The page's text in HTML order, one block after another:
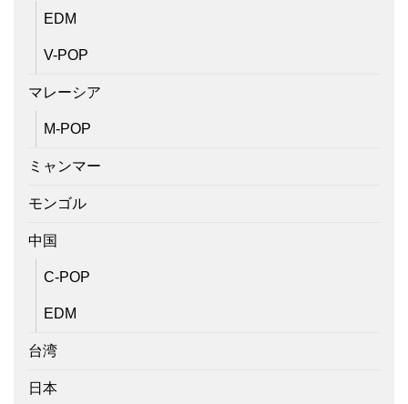
EDM
V-POP
マレーシア
M-POP
ミャンマー
モンゴル
中国
C-POP
EDM
台湾
日本